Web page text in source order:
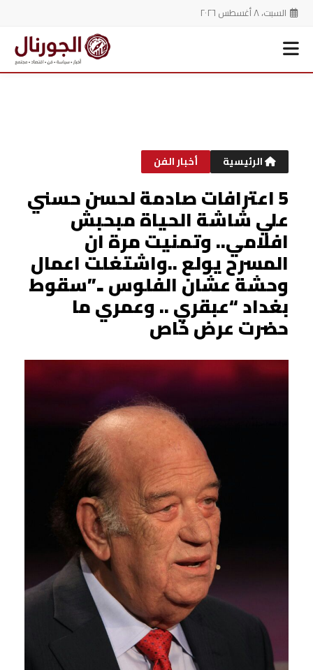
السبت، ٨ أغسطس ٢٠٢٦
الرئيسية أخبار الفن
5 اعترافات صادمة لحسن حسني
علي شاشة الحياة مبحبش
افلامي.. وتمنيت مرة ان
المسرح يولع ..واشتغلت اعمال
وحشة عشان الفلوس ..”سقوط
بغداد “عبقري .. وعمري ما
حضرت عرض خاص